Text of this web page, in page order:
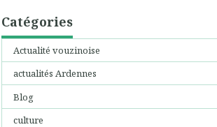
Catégories
Actualité vouzinoise
actualités Ardennes
Blog
culture